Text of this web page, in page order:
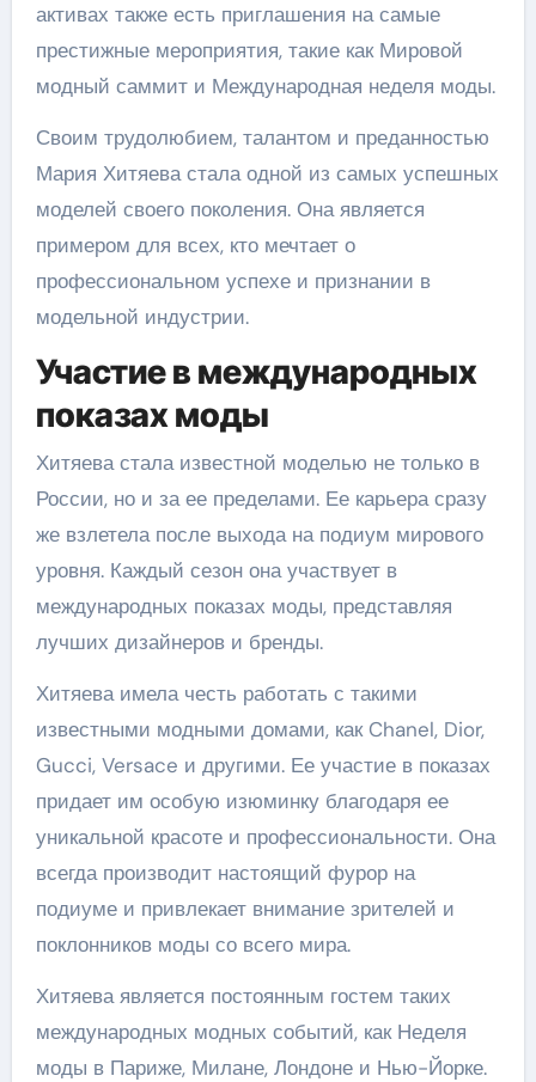
активах также есть приглашения на самые
престижные мероприятия, такие как Мировой
модный саммит и Международная неделя моды.
Своим трудолюбием, талантом и преданностью
Мария Хитяева стала одной из самых успешных
моделей своего поколения. Она является
примером для всех, кто мечтает о
профессиональном успехе и признании в
модельной индустрии.
Участие в международных
показах моды
Хитяева стала известной моделью не только в
России, но и за ее пределами. Ее карьера сразу
же взлетела после выхода на подиум мирового
уровня. Каждый сезон она участвует в
международных показах моды, представляя
лучших дизайнеров и бренды.
Хитяева имела честь работать с такими
известными модными домами, как Chanel, Dior,
Gucci, Versace и другими. Ее участие в показах
придает им особую изюминку благодаря ее
уникальной красоте и профессиональности. Она
всегда производит настоящий фурор на
подиуме и привлекает внимание зрителей и
поклонников моды со всего мира.
Хитяева является постоянным гостем таких
международных модных событий, как Неделя
моды в Париже, Милане, Лондоне и Нью-Йорке.